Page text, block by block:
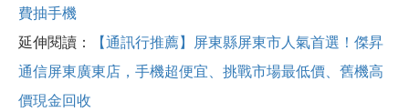
費抽手機
延伸閱讀：
【通訊行推薦】屏東縣屏東市人氣首選！傑昇
通信屏東廣東店，手機超便宜、挑戰市場最低價、舊機高
價現金回收